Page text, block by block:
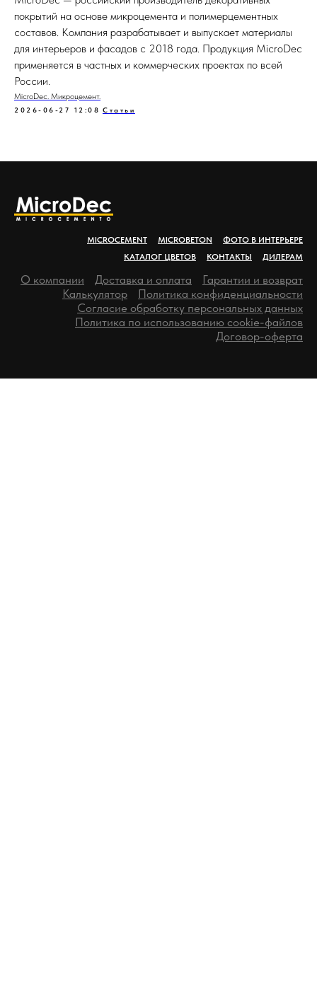
покрытий на основе микроцемента и полимерцементных
составов. Компания разрабатывает и выпускает материалы
для интерьеров и фасадов с 2018 года. Продукция MicroDec
применяется в частных и коммерческих проектах по всей
России.
MicroDec. Микроцемент.
2026-06-27 12:08 Статьи
MICROCEMENT MICROBETON
ФОТО В ИНТЕРЬЕРЕ
КАТАЛОГ ЦВЕТОВ
КОНТАКТЫ ДИЛЕРАМ
О компании Доставка и оплата
Гарантии и возврат
Калькулятор
Политика конфиденциальности
Согласие обработку персональных данных
Политика по использованию cookie-файлов
Договор-оферта